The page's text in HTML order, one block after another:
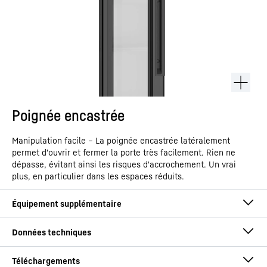
Poignée encastrée
Manipulation facile – La poignée encastrée latéralement
permet d'ouvrir et fermer la porte très facilement. Rien ne
dépasse, évitant ainsi les risques d'accrochement. Un vrai
plus, en particulier dans les espaces réduits.